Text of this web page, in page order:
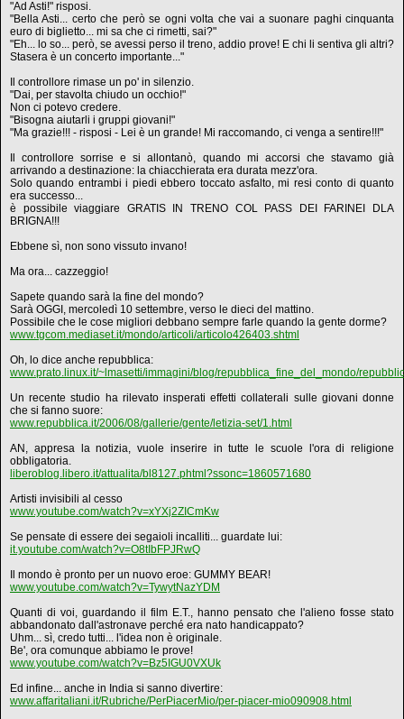
"Ad Asti!" risposi.
"Bella Asti... certo che però se ogni volta che vai a suonare paghi cinquanta
euro di biglietto... mi sa che ci rimetti, sai?"
"Eh... lo so... però, se avessi perso il treno, addio prove! E chi li sentiva gli altri?
Stasera è un concerto importante..."
Il controllore rimase un po' in silenzio.
"Dai, per stavolta chiudo un occhio!"
Non ci potevo credere.
"Bisogna aiutarli i gruppi giovani!"
"Ma grazie!!! - risposi - Lei è un grande! Mi raccomando, ci venga a sentire!!!"
Il controllore sorrise e si allontanò, quando mi accorsi che stavamo già
arrivando a destinazione: la chiacchierata era durata mezz'ora.
Solo quando entrambi i piedi ebbero toccato asfalto, mi resi conto di quanto
era successo...
è possibile viaggiare GRATIS IN TRENO COL PASS DEI FARINEI DLA
BRIGNA!!!
Ebbene sì, non sono vissuto invano!
Ma ora... cazzeggio!
Sapete quando sarà la fine del mondo?
Sarà OGGI, mercoledì 10 settembre, verso le dieci del mattino.
Possibile che le cose migliori debbano sempre farle quando la gente dorme?
www.tgcom.mediaset.it/mondo/articoli/articolo426403.shtml
Oh, lo dice anche repubblica:
www.prato.linux.it/~lmasetti/immagini/blog/repubblica_fine_del_mondo/
Un recente studio ha rilevato insperati effetti collaterali sulle giovani donne
che si fanno suore:
www.repubblica.it/2006/08/gallerie/gente/letizia-set/1.html
AN, appresa la notizia, vuole inserire in tutte le scuole l'ora di religione
obbligatoria.
liberoblog.libero.it/attualita/bl8127.phtml?ssonc=1860571680
Artisti invisibili al cesso
www.youtube.com/watch?v=xYXj2ZICmKw
Se pensate di essere dei segaioli incalliti... guardate lui:
it.youtube.com/watch?v=O8tIbFPJRwQ
Il mondo è pronto per un nuovo eroe: GUMMY BEAR!
www.youtube.com/watch?v=TywytNazYDM
Quanti di voi, guardando il film E.T., hanno pensato che l'alieno fosse stato
abbandonato dall'astronave perché era nato handicappato?
Uhm... sì, credo tutti... l'idea non è originale.
Be', ora comunque abbiamo le prove!
www.youtube.com/watch?v=Bz5IGU0VXUk
Ed infine... anche in India si sanno divertire:
www.affaritaliani.it/Rubriche/PerPiacerMio/per-piacer-mio090908.html